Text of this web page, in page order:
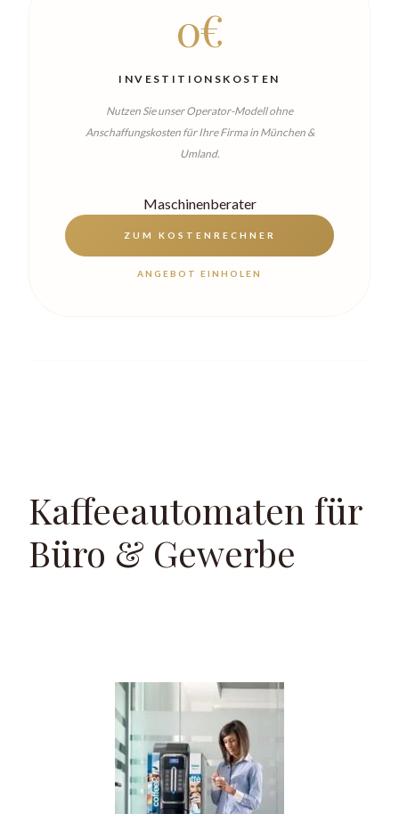
0€
INVESTITIONSKOSTEN
Nutzen Sie unser Operator-Modell ohne
Anschaffungskosten für Ihre Firma in München &
Umland.
Maschinenberater
ZUM KOSTENRECHNER
ANGEBOT EINHOLEN
Kaffeeautomaten für
Büro & Gewerbe